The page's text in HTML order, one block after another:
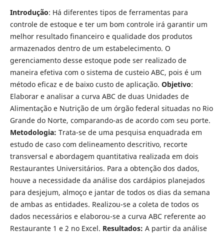
Introdução: Há diferentes tipos de ferramentas para
controle de estoque e ter um bom controle irá garantir um
melhor resultado financeiro e qualidade dos produtos
armazenados dentro de um estabelecimento. O
gerenciamento desse estoque pode ser realizado de
maneira efetiva com o sistema de custeio ABC, pois é um
método eficaz e de baixo custo de aplicação. Objetivo:
Elaborar e analisar a curva ABC de duas Unidades de
Alimentação e Nutrição de um órgão federal situadas no Rio
Grande do Norte, comparando-as de acordo com seu porte.
Metodologia: Trata-se de uma pesquisa enquadrada em
estudo de caso com delineamento descritivo, recorte
transversal e abordagem quantitativa realizada em dois
Restaurantes Universitários. Para a obtenção dos dados,
houve a necessidade da análise dos cardápios planejados
para desjejum, almoço e jantar de todos os dias da semana
de ambas as entidades. Realizou-se a coleta de todos os
dados necessários e elaborou-se a curva ABC referente ao
Restaurante 1 e 2 no Excel. Resultados: A partir da análise